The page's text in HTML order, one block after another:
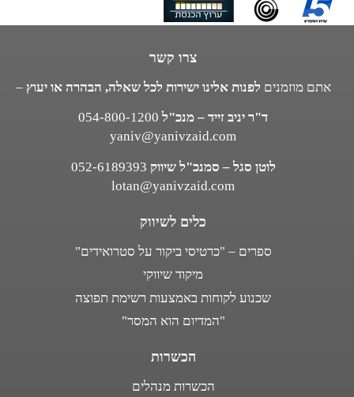
צרו קשר
אתם מוזמנים לפנות אלינו ישירות לכל שאלה, הבהרה או יעוץ –
ד"ר יניב זייד – מנכ"ל 054-800-1200
yaniv@yanivzaid.com
לוטן סגל – סמנכ"ל שיווק 052-6189393
lotan@yanivzaid.com
כלים לשיווק
ספרים – "כרטיסי ביקור על סטרואידים"
מיקוד שיווקי
שכנוע לקוחות באמצעות רשימת תפוצה
"המדיום הוא המסר"
הכשרות
הכשרות מנהלים